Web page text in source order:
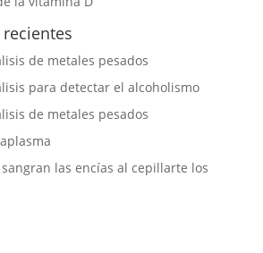
de metales pesados
para detectar el alcoholismo
de metales pesados
sangran las encías al cepillarte los